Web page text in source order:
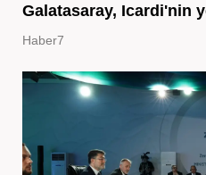
Galatasaray, Icardi'nin
Haber7